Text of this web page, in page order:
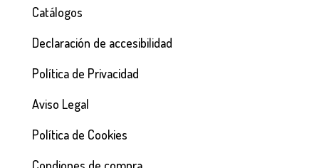
Catálogos
Declaración de accesibilidad
Política de Privacidad
Aviso Legal
Política de Cookies